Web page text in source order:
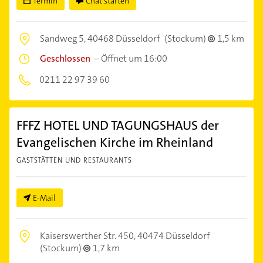
Sandweg 5,40468 Düsseldorf (Stockum)
1,5 km
Geschlossen –Öffnet um 16:00
0211 22 97 39 60
FFFZ HOTEL UND TAGUNGSHAUS der
Evangelischen Kirche im Rheinland
GASTSTÄTTEN UND RESTAURANTS
E-Mail
Kaiserswerther Str. 450,40474 Düsseldorf
(Stockum)
1,7 km